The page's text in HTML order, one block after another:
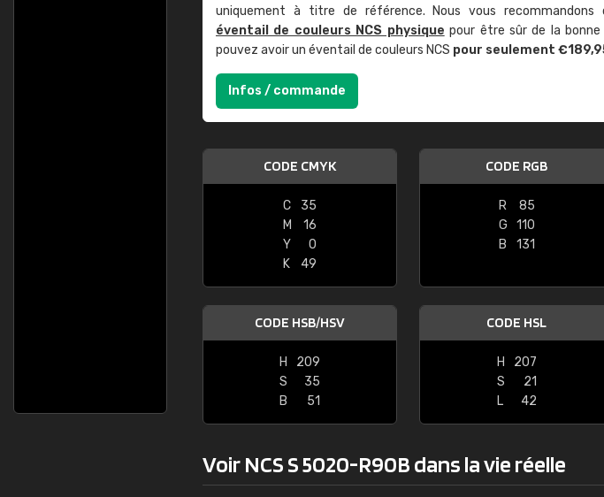
uniquement à titre de référence. Nous vous recommandons
éventail de couleurs NCS physique pour être sûr de la bonne
pouvez avoir un éventail de couleurs NCS pour seulement
Infos / commande
CODE CMYK
C
35
M
16
Y
0
K
49
CODE RGB
R
85
G
110
B
131
CODE HSB/HSV
H
209
S
35
B
51
CODE HSL
H
207
S
21
L
42
Voir NCS S 5020-R90B dans la vie réelle